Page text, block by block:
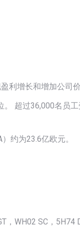
利增长和增加公司价
超过36,000名员
约为23.6亿欧元。
，WH02 SC，5H74